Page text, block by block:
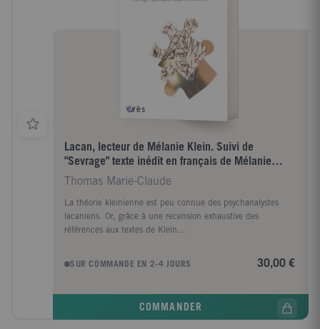
Lacan, lecteur de Mélanie Klein. Suivi de
"Sevrage" texte inédit en français de Mélanie
Klein
Thomas Marie-Claude
La théorie kleinienne est peu connue des psychanalystes
lacaniens. Or, grâce à une recension exhaustive des
références aux textes de Klein...
SUR COMMANDE EN 2-4 JOURS 30,00 €
COMMANDER